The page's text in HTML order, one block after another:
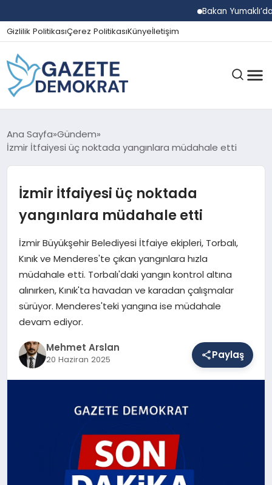
Bakan Yumaklı’dan
Gizlilik PolitikasıÇerez PolitikasıKünyeİletişim
GÜNDEM
SPOR
SAĞLIK
EĞITIM
Ana Sayfa Gündem
İzmir İtfaiyesi üç noktada yangınlara müdahale etti
İzmir İtfaiyesi üç noktada
yangınlara müdahale etti
İzmir Büyükşehir Belediyesi İtfaiye ekipleri, Torbalı,
Kınık ve Menderes'te çıkan yangınlara hızla
müdahale etti. Torbalı'daki yangın kontrol altına
alınırken, Kınık'ta havadan ve karadan çalışmalar
sürüyor. Menderes'teki yangına ise müdahale
devam ediyor.
Mehmet Arslan
20 Haziran 2025 Paylaş